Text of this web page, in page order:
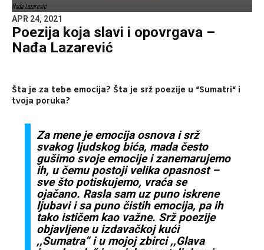
Nađa Lazarević
APR 24, 2021
Poezija koja slavi i opovrgava –
Nađa Lazarević
Šta je za tebe emocija? Šta je srž poezije u “Sumatri“ i
tvoja poruka?
Za mene je emocija osnova i srž
svakog ljudskog bića, mada često
gušimo svoje emocije i zanemarujemo
ih, u čemu postoji velika opasnost –
sve što potiskujemo, vraća se
ojačano. Rasla sam uz puno iskrene
ljubavi i sa puno čistih emocija, pa ih
tako ističem kao važne. Srž poezije
objavljene u izdavačkoj kući
,,Sumatra“ i u mojoj zbirci ,,Glava